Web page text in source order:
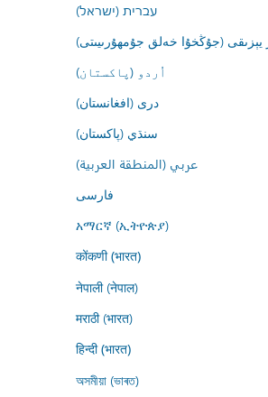
עברית (ישראל)
يېزىقى (جۇڭخۇا خەلق جۇمھۇرىيىتى)
اُردو (پاکستان)
درى (افغانستان)
سنڌي (پاکستان)
عربي (المنطقة العربية)
فارسى
አማርኛ (ኢትዮጵያ)
कोंकणी (भारत)
नेपाली (नेपाल)
मराठी (भारत)
हिन्दी (भारत)
অসমীয়া (ভাৰত)